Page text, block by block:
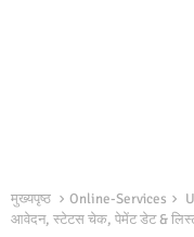
मुख्यपृष्ठ Online-Services
आवेदन, स्टेटस चेक, पेमेंट डेट &